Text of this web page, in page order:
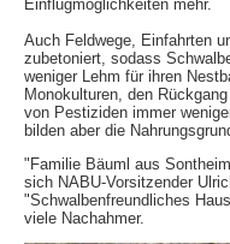
Einflugmöglichkeiten mehr.
Auch Feldwege, Einfahrten
zubetoniert, sodass
weniger Lehm für ihren
Monokulturen, den
von Pestiziden immer
bilden aber die
"Familie Bäuml aus
sich NABU-Vorsitzender
"Schwalbenfreundliches
viele Nachahmer.